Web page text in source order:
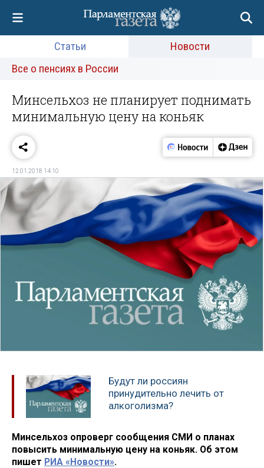
Статьи
Новости
Все о пенсиях в России
Минсельхоз не планирует поднимать
минимальную цену на коньяк
12.01.2018 14:10
Будут ли россиян
принудительно лечить от
алкоголизма?
Минсельхоз опроверг сообщения СМИ о планах
повысить минимальную цену на коньяк. Об этом
пишет РИА «Новости».